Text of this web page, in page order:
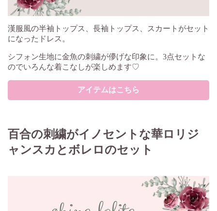
漢服風の半袖トップス、長袖トップス、スカートがセット
になったドレス。
シフォン生地に金魚の刺繍が儚げな印象に。3点セットな
のでいろんな着こなしが楽しめます♡
アイテムはこちら
百合の刺繍がイノセントな華ロリジ
ャンスカとボレロのセット